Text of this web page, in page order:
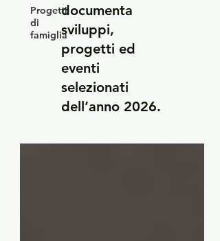
Progetti
di
famiglia
documenta
sviluppi,
progetti ed
eventi
selezionati
dell’anno 2026.